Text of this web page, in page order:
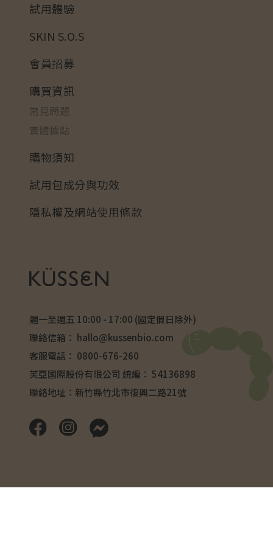
週一至週五 10:00 - 17:00 (國定假日除外)
聯絡信箱： hallo@kussenbio.com
客服電話： 0800-676-260
芙亞國際股份有限公司 統編： 54136898
聯絡地址：新竹縣竹北市復興二路21號
試用體驗
SKIN S.O.S
會員招募
購買資訊
常見問題
實體據點
購物須知
試用包成分與功效
隱私權及網站使用條款